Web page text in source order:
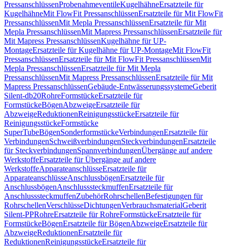
PressanschlüssenProbenahmeventileKugelhähneErsatzteile für
KugelhähneMit FlowFit PressanschlüssenErsatzteile für Mit FlowFit
PressanschlüssenMit Mepla PressanschlüssenErsatzteile für Mit
Mepla PressanschlüssenMit Mapress PressanschlüssenErsatzteile für
Mit Mapress PressanschlüssenKugelhähne für UP-
MontageErsatzteile für Kugelhähne für UP-MontageMit FlowFit
PressanschlüssenErsatzteile für Mit FlowFit PressanschlüssenMit
Mepla PressanschlüssenErsatzteile für Mit Mepla
PressanschlüssenMit Mapress PressanschlüssenErsatzteile für Mit
Mapress PressanschlüssenGebäude-EntwässerungssystemeGeberit
Silent-db20RohreFormstückeErsatzteile für
FormstückeBögenAbzweigeErsatzteile für
AbzweigeReduktionenReinigungsstückeErsatzteile für
ReinigungsstückeFormstücke
SuperTubeBögenSonderformstückeVerbindungenErsatzteile für
VerbindungenSchweißverbindungenSteckverbindungenErsatzteile
für SteckverbindungenSpannverbindungenÜbergänge auf andere
WerkstoffeErsatzteile für Übergänge auf andere
WerkstoffeApparateanschlüsseErsatzteile für
ApparateanschlüsseAnschlussbögenErsatzteile für
AnschlussbögenAnschlusssteckmuffenErsatzteile für
AnschlusssteckmuffenZubehörRohrschellenBefestigungen für
RohrschellenVerschlüsseDichtungenVerbrauchsmaterialGeberit
Silent-PPRohreErsatzteile für RohreFormstückeErsatzteile für
FormstückeBögenErsatzteile für BögenAbzweigeErsatzteile für
AbzweigeReduktionenErsatzteile für
ReduktionenReinigungsstückeErsatzteile für